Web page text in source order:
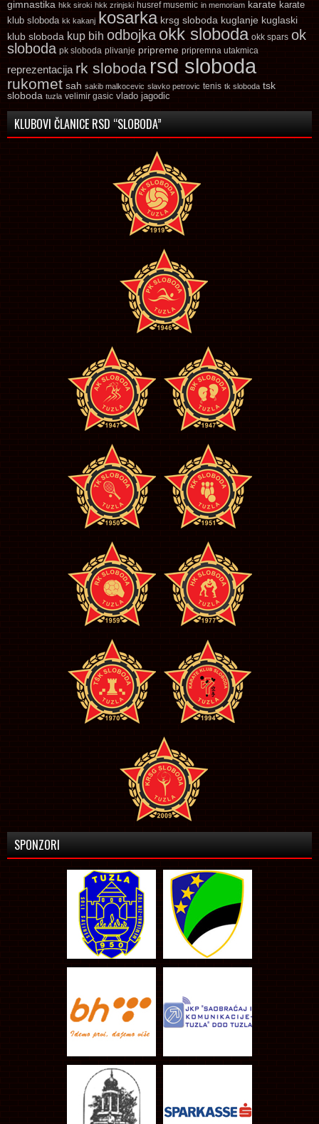
gimnastika hkk siroki hkk zrinjski husref musemic in memoriam karate karate
klub sloboda kk kakanj kosarka krsg sloboda kuglanje kuglaski
klub sloboda kup bih odbojka okk sloboda okk spars ok
sloboda pk sloboda plivanje pripreme pripremna utakmica
reprezentacija rk sloboda rsd sloboda
rukomet sah sakib malkocevic slavko petrovic tenis tk sloboda tsk
sloboda tuzla velimir gasic vlado jagodic
KLUBOVI ČLANICE RSD “SLOBODA”
SPONZORI